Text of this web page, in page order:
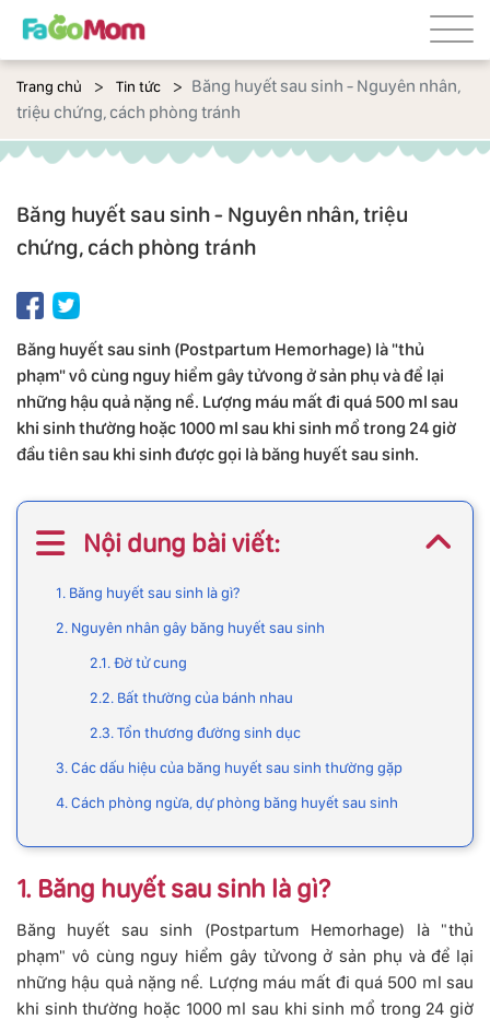
Trang chủ Tin tức
Băng huyết sau sinh - Nguyên nhân,
triệu chứng, cách phòng tránh
Băng huyết sau sinh - Nguyên nhân, triệu
chứng, cách phòng tránh
Băng huyết sau sinh (Postpartum Hemorhage) là "thủ
phạm" vô cùng nguy hiểm gây tửvong ở sản phụ và để lại
những hậu quả nặng nề. Lượng máu mất đi quá 500 ml sau
khi sinh thường hoặc 1000 ml sau khi sinh mổ trong 24 giờ
đầu tiên sau khi sinh được gọi là băng huyết sau sinh.
Nội dung bài viết:
1. Băng huyết sau sinh là gì?
2. Nguyên nhân gây băng huyết sau sinh
2.1. Đờ tử cung
2.2. Bất thường của bánh nhau
2.3. Tổn thương đường sinh dục
3. Các dấu hiệu của băng huyết sau sinh thường gặp
4. Cách phòng ngừa, dự phòng băng huyết sau sinh
1. Băng huyết sau sinh là gì?
Băng huyết sau sinh (Postpartum Hemorhage) là "thủ
phạm" vô cùng nguy hiểm gây tửvong ở sản phụ và để lại
những hậu quả nặng nề. Lượng máu mất đi quá 500 ml sau
khi sinh thường hoặc 1000 ml sau khi sinh mổ trong 24 giờ